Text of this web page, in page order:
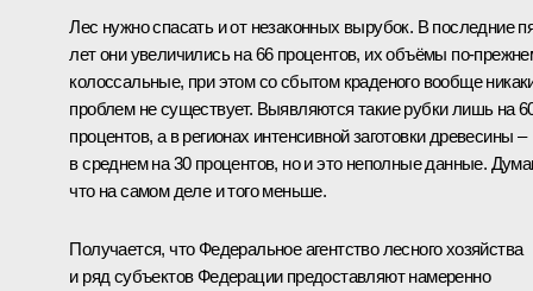
Лес нужно спасать и от незаконных вырубок. В последние
лет они увеличились на 66 процентов, их объёмы
колоссальные, при этом со сбытом краденого вообще
проблем не существует. Выявляются такие рубки лишь на
процентов, а в регионах интенсивной заготовки древесины –
в среднем на 30 процентов, но и это неполные данные.
что на самом деле и того меньше.
Получается, что Федеральное агентство лесного хозяйства
и ряд субъектов Федерации предоставляют намеренно